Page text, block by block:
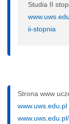
Studia II
ii-stopnia
Strona www
www.uws.edu.pl